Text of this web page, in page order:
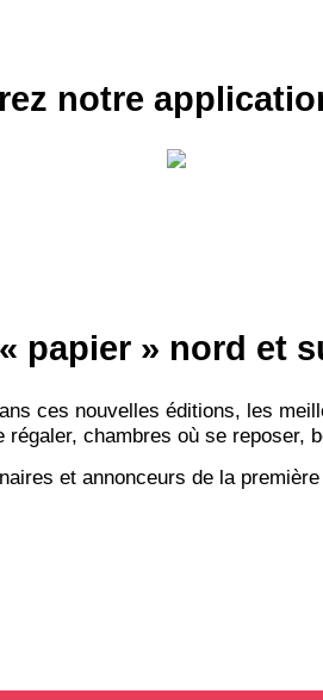
notre
papier » nord et
ces nouvelles éditions, les
chambres où se reposer,
et annonceurs de la